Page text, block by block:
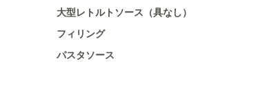
大型レトルトソース（具なし）
フィリング
パスタソース